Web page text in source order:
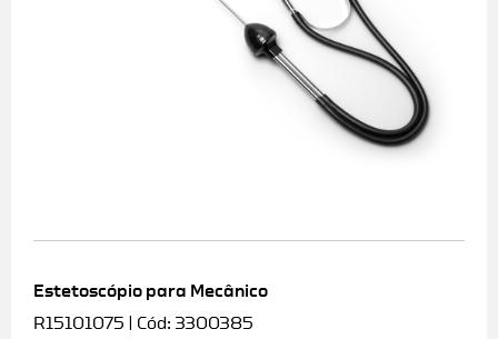
Estetoscópio para Mecânico
R15101075 | Cód: 3300385